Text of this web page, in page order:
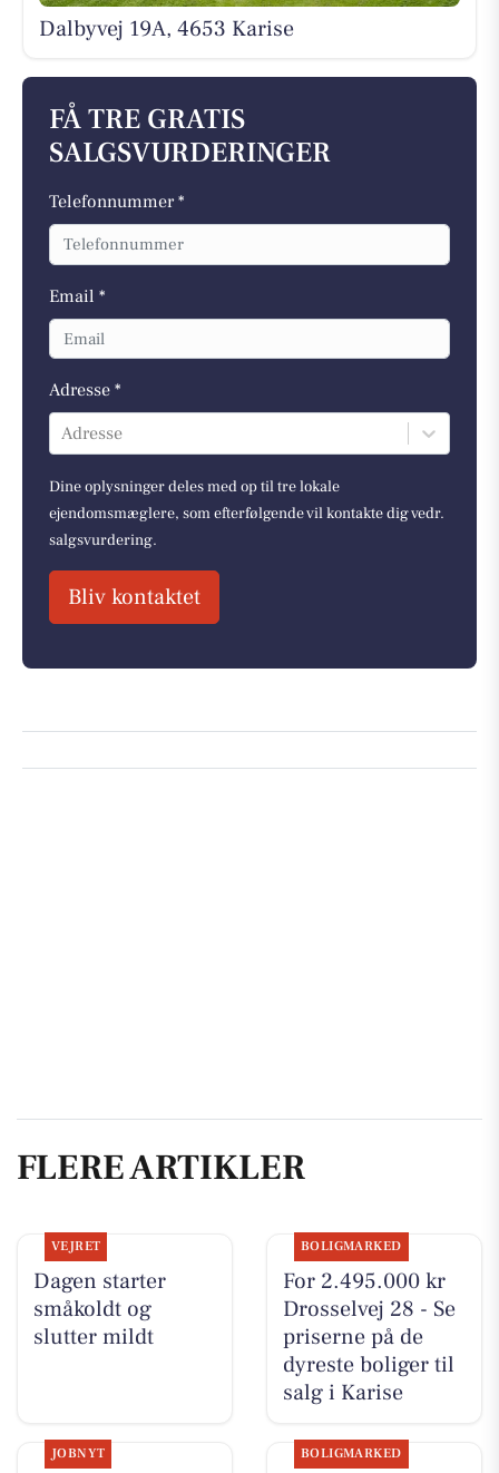
Dalbyvej 19A, 4653 Karise
FÅ TRE GRATIS
SALGSVURDERINGER
Telefonnummer *
Email *
Adresse *
Adresse
Dine oplysninger deles med op til tre lokale
ejendomsmæglere, som efterfølgende vil kontakte dig vedr.
salgsvurdering.
Bliv kontaktet
FLERE ARTIKLER
VEJRET
Dagen starter
småkoldt og
slutter mildt
BOLIGMARKED
For 2.495.000 kr
Drosselvej 28 - Se
priserne på de
dyreste boliger til
salg i Karise
JOBNYT BOLIGMARKED